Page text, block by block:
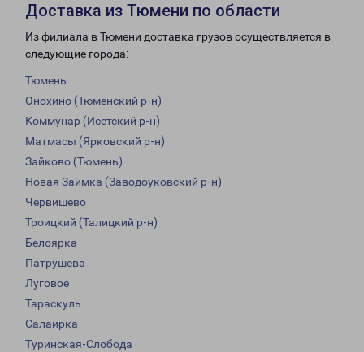
Доставка из Тюмени по области
Из филиала в Тюмени доставка грузов осуществляется в
следующие города:
Тюмень
Онохино (Тюменский р-н)
Коммунар (Исетский р-н)
Матмасы (Ярковский р-н)
Зайково (Тюмень)
Новая Заимка (Заводоуковский р-н)
Червишево
Троицкий (Талицкий р-н)
Белоярка
Патрушева
Луговое
Тараскуль
Салаирка
Туринская-Слобода